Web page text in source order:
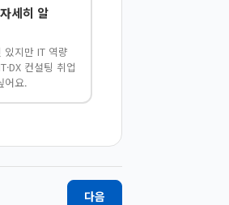
세히 알
있지만 IT 역량
컨설팅 취업
어요.
다음